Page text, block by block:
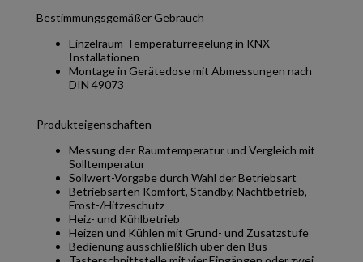
Bestimmungsgemäßer Gebrauch
Einzelraum-Temperaturregelung in KNX-
Installationen
Montage in Gerätedose mit Abmessungen nach
DIN 49073
Produkteigenschaften
Messung der Raumtemperatur und Vergleich mit
Solltemperatur
Sollwert-Vorgabe durch Wahl der Betriebsart
Betriebsarten Komfort, Standby, Nachtbetrieb,
Frost-/Hitzeschutz
Heiz- und Kühlbetrieb
Heizen und Kühlen mit Grund- und Zusatzstufe
Bedienung ausschließlich über den Bus